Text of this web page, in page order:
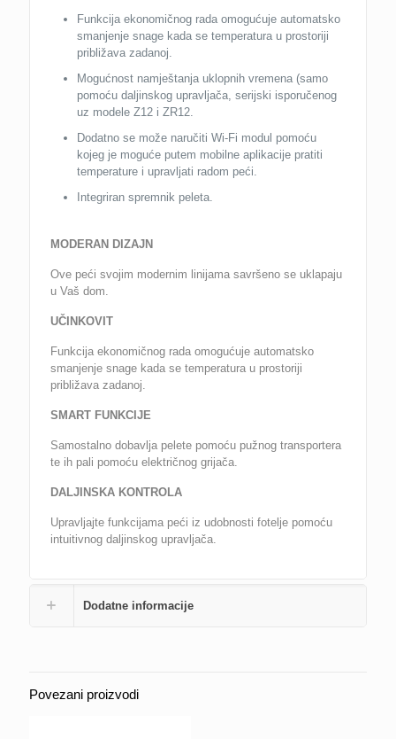
Funkcija ekonomičnog rada omogućuje automatsko
smanjenje snage kada se temperatura u prostoriji
približava zadanoj.
Mogućnost namještanja uklopnih vremena (samo
pomoću daljinskog upravljača, serijski isporučenog
uz modele Z12 i ZR12.
Dodatno se može naručiti Wi-Fi modul pomoću
kojeg je moguće putem mobilne aplikacije pratiti
temperature i upravljati radom peći.
Integriran spremnik peleta.
MODERAN DIZAJN
Ove peći svojim modernim linijama savršeno se uklapaju
u Vaš dom.
UČINKOVIT
Funkcija ekonomičnog rada omogućuje automatsko
smanjenje snage kada se temperatura u prostoriji
približava zadanoj.
SMART FUNKCIJE
Samostalno dobavlja pelete pomoću pužnog transportera
te ih pali pomoću električnog grijača.
DALJINSKA KONTROLA
Upravljajte funkcijama peći iz udobnosti fotelje pomoću
intuitivnog daljinskog upravljača.
Dodatne informacije
Povezani proizvodi